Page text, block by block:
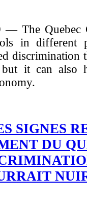
— The Quebec
in different
discrimination
it can also
SIGNES
DU